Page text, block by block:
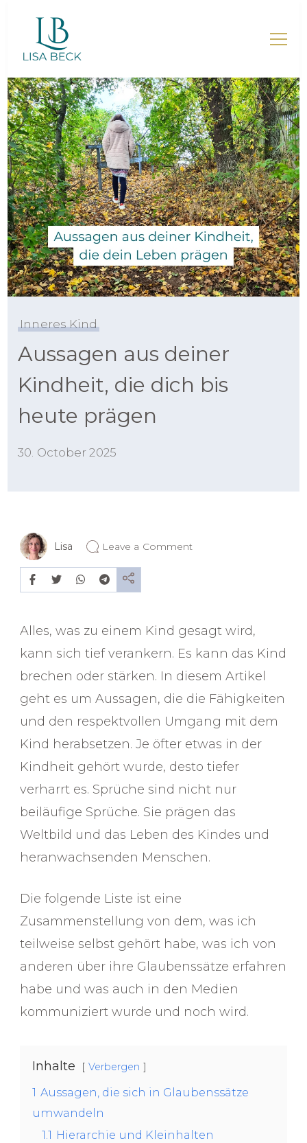
Lisa Beck – Mentorin für
Mütter
Inneres Kind
Aussagen aus deiner
Kindheit, die dich bis
heute prägen
30. October 2025
Lisa Leave a Comment
bis
prägen
Alles, was zu einem Kind gesagt wird,
kann sich tief verankern. Es kann das Kind
brechen oder stärken. In diesem Artikel
geht es um Aussagen, die die Fähigkeiten
und den respektvollen Umgang mit dem
Kind herabsetzen. Je öfter etwas in der
Kindheit gehört wurde, desto tiefer
verharrt es. Sprüche sind nicht nur
beiläufige Sprüche. Sie prägen das
Weltbild und das Leben des Kindes und
heranwachsenden Menschen.
Die folgende Liste ist eine
Zusammenstellung von dem, was ich
teilweise selbst gehört habe, was ich von
anderen über ihre Glaubenssätze erfahren
habe und was auch in den Medien
kommuniziert wurde und noch wird.
Inhalte Verbergen
1 Aussagen, die sich in Glaubenssätze
umwandeln
1.1 Hierarchie und Kleinhalten